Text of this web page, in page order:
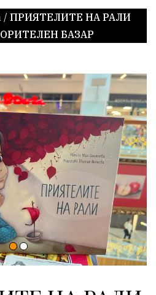
/ ПРИЯТЕЛИТЕ НА РАЛИ
БАЗАР